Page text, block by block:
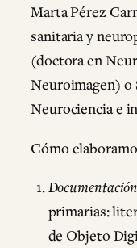
Marta Pérez
sanitaria y
(doctora en
Neuroimagen) o
Neurociencia e
Cómo
primarias:
de Objeto